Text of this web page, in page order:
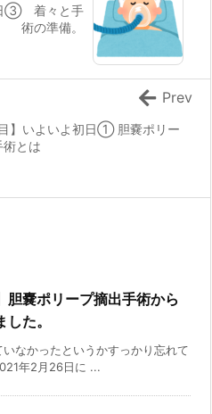
日③ 着々と手
術の準備。
目】いよいよ初日① 胆嚢ポリー
術とは
Prev
胆嚢ポリープ摘出手術から
た。
なかったというかすっかり忘れて
年2月26日に ...